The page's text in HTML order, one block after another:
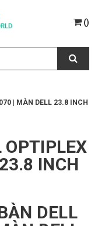
()
| MÀN DELL 23.8 INCH
OPTIPLEX
INCH
DELL